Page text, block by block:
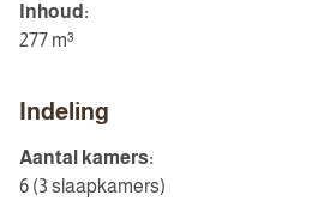
Inhoud:
277 m³
Indeling
Aantal kamers:
6 (3 slaapkamers)